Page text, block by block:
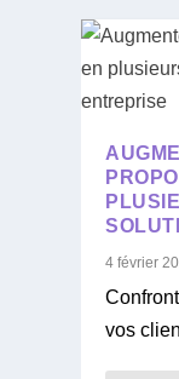
4 février
vos